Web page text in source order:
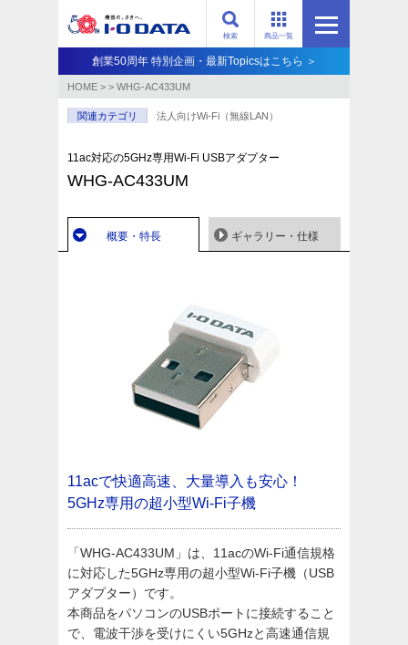
商品一覧
検索
創業50周年 特別企画・最新Topicsはこちら ＞
HOME > > WHG-AC433UM
関連カテゴリ 法人向けWi-Fi（無線LAN）
11ac対応の5GHz専用Wi-Fi USBアダプター
WHG-AC433UM
概要・特長 ギャラリー・仕様
11acで快適高速、大量導入も安心！
5GHz専用の超小型Wi-Fi子機
「WHG-AC433UM」は、11acのWi-Fi通信規格
に対応した5GHz専用の超小型Wi-Fi子機（USB
アダプター）です。
本商品をパソコンのUSBポートに接続すること
で、電波干渉を受けにくい5GHzと高速通信規